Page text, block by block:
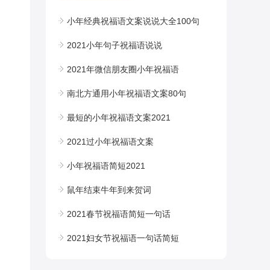
小年经典祝福语文案说说大全100句
2021小年句子祝福语说说
2021年微信朋友圈小年祝福语
南北方通用小年祝福语文案80句
最短的小年祝福语文案2021
2021过小年祝福语文案
小年祝福语简短2021
鼠年结束牛年到来贺词
2021春节祝福语简短一句话
2021妇女节祝福语一句话简短